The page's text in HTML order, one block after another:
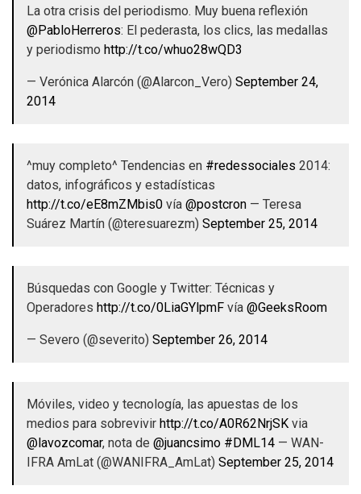
La otra crisis del periodismo. Muy buena reflexión
@PabloHerreros: El pederasta, los clics, las medallas
y periodismo http://t.co/whuo28wQD3
— Verónica Alarcón (@Alarcon_Vero) September 24,
2014
^muy completo^ Tendencias en #redessociales 2014:
datos, infográficos y estadísticas
http://t.co/eE8mZMbis0 vía @postcron — Teresa
Suárez Martín (@teresuarezm) September 25, 2014
Búsquedas con Google y Twitter: Técnicas y
Operadores http://t.co/0LiaGYlpmF vía @GeeksRoom
— Severo (@severito) September 26, 2014
Móviles, video y tecnología, las apuestas de los
medios para sobrevivir http://t.co/A0R62NrjSK via
@lavozcomar, nota de @juancsimo #DML14 — WAN-
IFRA AmLat (@WANIFRA_AmLat) September 25, 2014